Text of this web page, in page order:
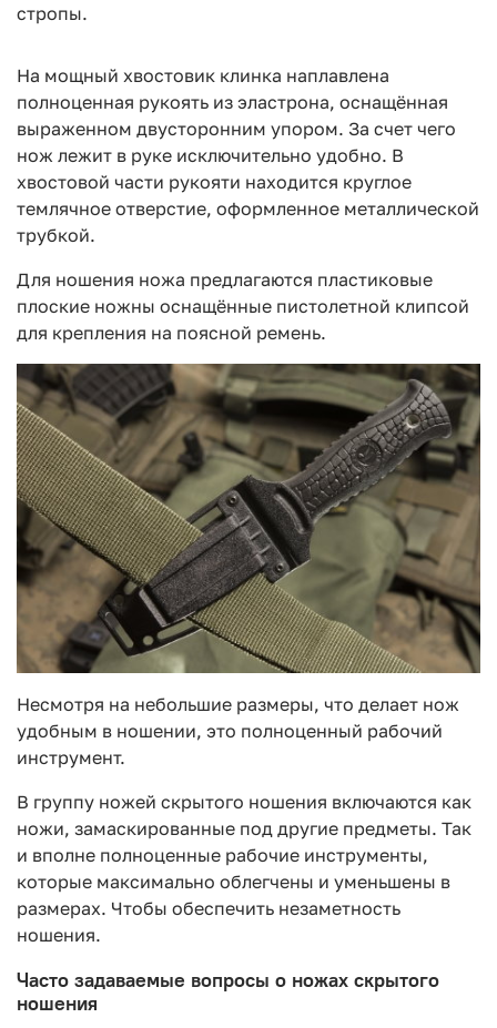
стропы.
На мощный хвостовик клинка наплавлена
полноценная рукоять из эластрона, оснащённая
выраженном двусторонним упором. За счет чего
нож лежит в руке исключительно удобно. В
хвостовой части рукояти находится круглое
темлячное отверстие, оформленное металлической
трубкой.
Для ношения ножа предлагаются пластиковые
плоские ножны оснащённые пистолетной клипсой
для крепления на поясной ремень.
Несмотря на небольшие размеры, что делает нож
удобным в ношении, это полноценный рабочий
инструмент.
В группу ножей скрытого ношения включаются как
ножи, замаскированные под другие предметы. Так
и вполне полноценные рабочие инструменты,
которые максимально облегчены и уменьшены в
размерах. Чтобы обеспечить незаметность
ношения.
Часто задаваемые вопросы о ножах скрытого
ношения